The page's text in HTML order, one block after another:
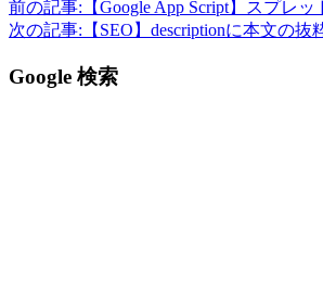
前の記事: 【Google App Script】スプレ
次の記事: 【SEO】descriptionに本文の抜
Google 検索